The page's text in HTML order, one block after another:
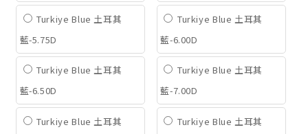
Turkiye Blue 土耳其
藍-5.75D
Turkiye Blue 土耳其
藍-6.00D
Turkiye Blue 土耳其
藍-6.50D
Turkiye Blue 土耳其
藍-7.00D
Turkiye Blue 土耳其
Turkiye Blue 土耳其